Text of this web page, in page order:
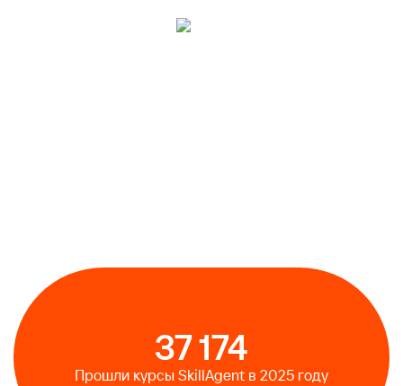
37 174
Прошли курсы SkillAgent в 2025 году